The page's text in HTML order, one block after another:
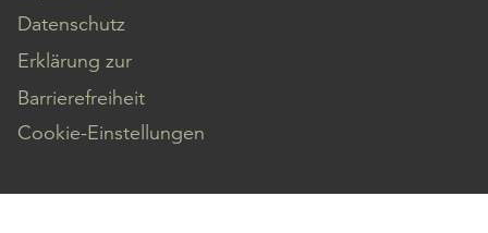
Datenschutz
Erklärung zur
Barrierefreiheit
Cookie-Einstellungen